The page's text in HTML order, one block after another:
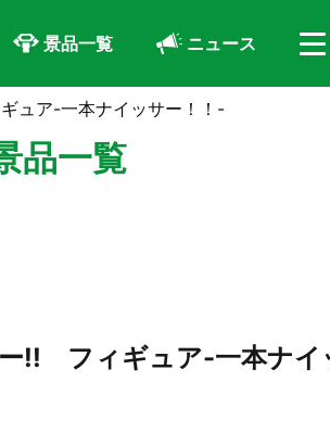
景品一覧 ニュース
ュア-一本ナイッサー！！-
品一覧
ー!! フィギュア-一本ナイ